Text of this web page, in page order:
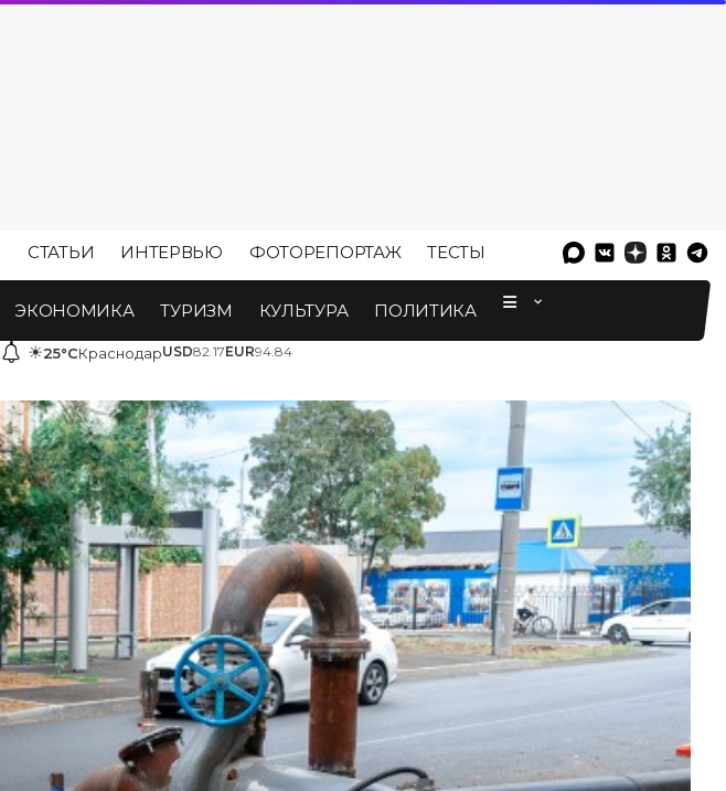
СТАТЬИ ИНТЕРВЬЮ ФОТОРЕПОРТАЖ ТЕСТЫ
ЭКОНОМИКА ТУРИЗМ КУЛЬТУРА ПОЛИТИКА
☀25°CКраснодарUSD82.17EUR94.84